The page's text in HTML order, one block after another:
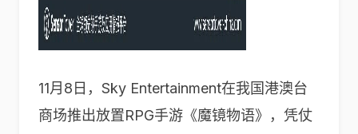
11月8日，Sky Entertainment在我国港澳台
商场推出放置RPG手游《魔镜物语》，凭仗